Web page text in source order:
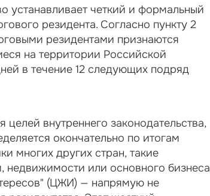
устанавливает четкий и формальный
резидента. Согласно пункту 2
резидентами признаются
на территории Российской
в течение 12 следующих подряд
внутреннего законодательства,
окончательно по итогам
многих других стран, такие
недвижимости или основного бизнеса
(ЦЖИ) — напрямую не